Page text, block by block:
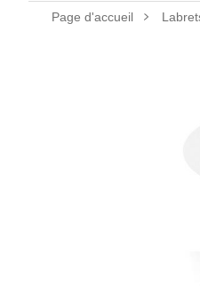
Page d'accueil